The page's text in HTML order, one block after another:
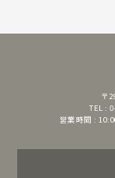
〒
TEL :
営業時間 :